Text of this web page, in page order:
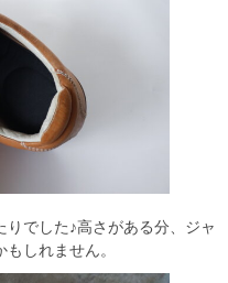
でした♪高さがある分、ジャ
しれません。